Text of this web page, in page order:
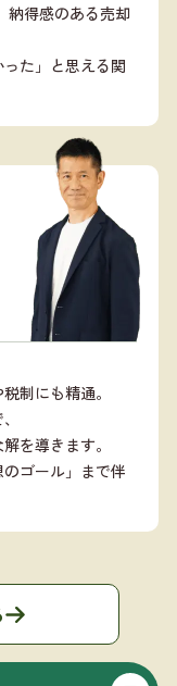
納得感のある売却
った」と思える関
制にも精通。
を導きます。
ゴール」まで伴